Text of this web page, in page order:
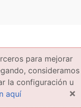
para mejorar
consideramos
la configuración u
aquí ×